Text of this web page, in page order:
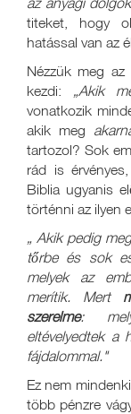
titeket, hogy
hatással van az
Nézzük meg az
kezdi: „Akik
vonatkozik
akik meg
tartozol? Sok
rád is
Biblia ugyanis
történni az ilyen
„ Akik pedig
tőrbe és sok
melyek az
merítik. Mert
szerelme:
eltévelyedtek a
fájdalommal."
Ez nem
több pénzre